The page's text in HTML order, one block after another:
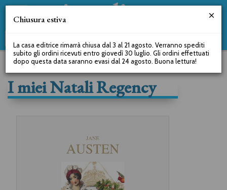
I miei Natali Regency
Chiusura estiva
La casa editrice rimarrà chiusa dal 3 al 21 agosto. Verranno spediti
subito gli ordini ricevuti entro giovedì 30 luglio. Gli ordini effettuati
dopo questa data saranno evasi dal 24 agosto. Buona lettura!